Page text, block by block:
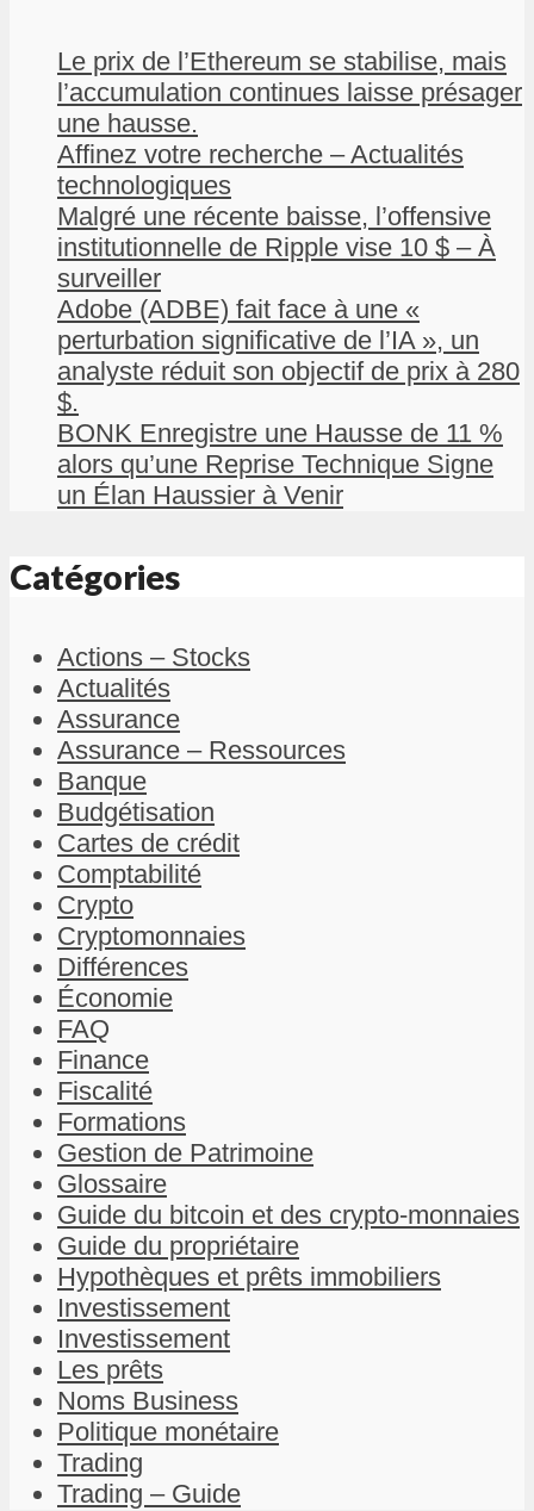
Le prix de l’Ethereum se stabilise, mais
l’accumulation continues laisse présager
une hausse.
Affinez votre recherche – Actualités
technologiques
Malgré une récente baisse, l’offensive
institutionnelle de Ripple vise 10 $ – À
surveiller
Adobe (ADBE) fait face à une «
perturbation significative de l’IA », un
analyste réduit son objectif de prix à 280
$.
BONK Enregistre une Hausse de 11 %
alors qu’une Reprise Technique Signe
un Élan Haussier à Venir
Catégories
Actions – Stocks
Actualités
Assurance
Assurance – Ressources
Banque
Budgétisation
Cartes de crédit
Comptabilité
Crypto
Cryptomonnaies
Différences
Économie
FAQ
Finance
Fiscalité
Formations
Gestion de Patrimoine
Glossaire
Guide du bitcoin et des crypto-monnaies
Guide du propriétaire
Hypothèques et prêts immobiliers
Investissement
Investissement
Les prêts
Noms Business
Politique monétaire
Trading
Trading – Guide